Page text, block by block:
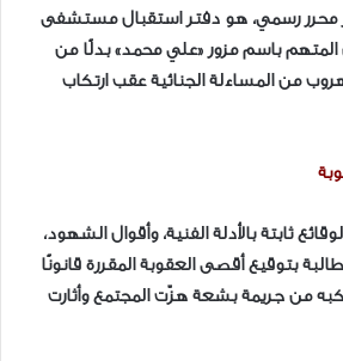
محرر رسمي، هو دفتر استقبال مستشفى
باسم مزور «علي محمد» بدلًا من
من المساءلة الجنائية عقب ارتكاب
ثابتة بالأدلة الفنية، وأقوال الشهود،
بتوقيع أقصى العقوبة المقررة قانونًا
من جريمة بشعة هزّت المجتمع وأثارت